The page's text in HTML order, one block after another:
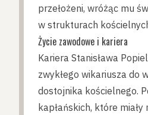
przełożeni, wróżąc mu
w strukturach
Życie zawodowe i kariera
Kariera Stanisława
zwykłego wikariusza do
dostojnika kościelnego.
kapłańskich, które